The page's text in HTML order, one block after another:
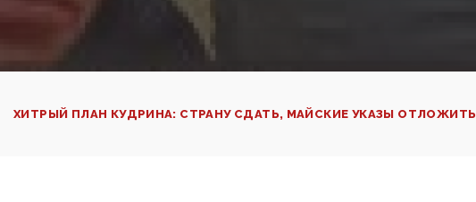
ХИТРЫЙ ПЛАН КУДРИНА: СТРАНУ СДАТЬ, МАЙСКИЕ УКАЗЫ ОТЛОЖИТЬ